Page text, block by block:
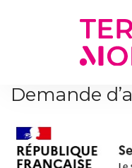
Demande